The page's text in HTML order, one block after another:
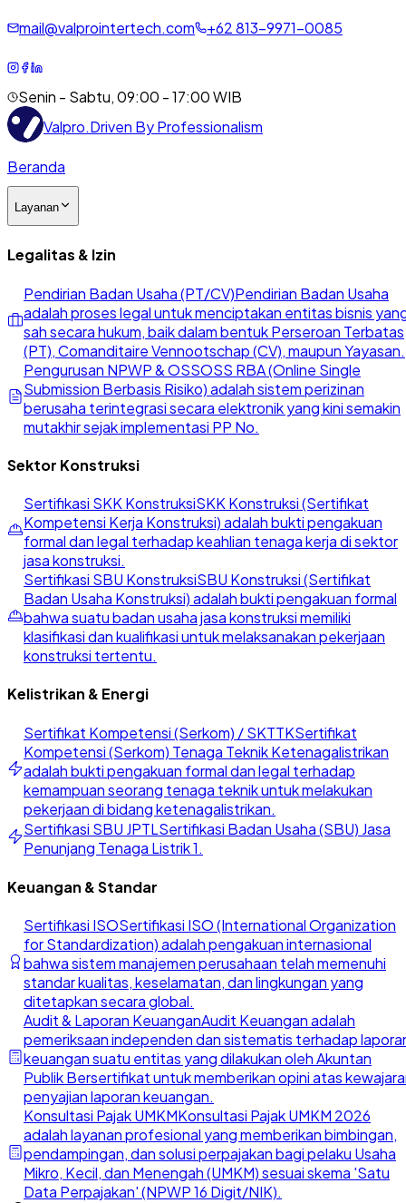
mail@valprointertech.com +62813-9971-0085
Senin - Sabtu, 09:00 - 17:00 WIB
Valpro.Driven By Professionalism
Beranda
Layanan
Legalitas & Izin
Pendirian Badan Usaha (PT/CV)Pendirian Badan Usaha
adalah proses legal untuk menciptakan entitas bisnis
sah secara hukum, baik dalam bentuk Perseroan Terbatas
(PT), Comanditaire Vennootschap (CV), maupun Yayasan.
Pengurusan NPWP & OSSOSS RBA (Online Single
Submission Berbasis Risiko) adalah sistem perizinan
berusaha terintegrasi secara elektronik yang kini semakin
mutakhir sejak implementasi PP No.
Sektor Konstruksi
Sertifikasi SKK KonstruksiSKK Konstruksi (Sertifikat
Kompetensi Kerja Konstruksi) adalah bukti pengakuan
formal dan legal terhadap keahlian tenaga kerja di sektor
jasa konstruksi.
Sertifikasi SBU KonstruksiSBU Konstruksi (Sertifikat
Badan Usaha Konstruksi) adalah bukti pengakuan formal
bahwa suatu badan usaha jasa konstruksi memiliki
klasifikasi dan kualifikasi untuk melaksanakan pekerjaan
konstruksi tertentu.
Kelistrikan & Energi
Sertifikat Kompetensi (Serkom) / SKTTKSertifikat
Kompetensi (Serkom) Tenaga Teknik Ketenagalistrikan
adalah bukti pengakuan formal dan legal terhadap
kemampuan seorang tenaga teknik untuk melakukan
pekerjaan di bidang ketenagalistrikan.
Sertifikasi SBU JPTLSertifikasi Badan Usaha (SBU) Jasa
Penunjang Tenaga Listrik 1.
Keuangan & Standar
Sertifikasi ISOSertifikasi ISO (International Organization
for Standardization) adalah pengakuan internasional
bahwa sistem manajemen perusahaan telah memenuhi
standar kualitas, keselamatan, dan lingkungan yang
ditetapkan secara global.
Audit & Laporan KeuanganAudit Keuangan adalah
pemeriksaan independen dan sistematis terhadap
keuangan suatu entitas yang dilakukan oleh Akuntan
Publik Bersertifikat untuk memberikan opini atas
penyajian laporan keuangan.
Konsultasi Pajak UMKMKonsultasi Pajak UMKM 2026
adalah layanan profesional yang memberikan bimbingan,
pendampingan, dan solusi perpajakan bagi pelaku Usaha
Mikro, Kecil, dan Menengah (UMKM) sesuai skema 'Satu
Data Perpajakan' (NPWP 16 Digit/NIK).